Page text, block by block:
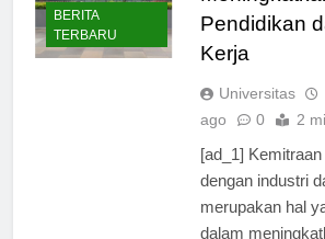
BERITA
TERBARU
Pendidikan
Kerja
Universitas
[ad_1] Kemitraan
dengan industri
merupakan hal